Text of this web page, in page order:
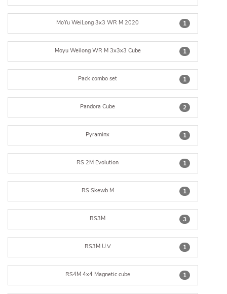
1
MoYu WeiLong 3x3 WR M 2020
1
Moyu Weilong WR M 3x3x3 Cube
1
Pack combo set
2
Pandora Cube
1
Pyraminx
1
RS 2M Evolution
1
RS Skewb M
3
RS3M
1
RS3M U.V
1
RS4M 4x4 Magnetic cube